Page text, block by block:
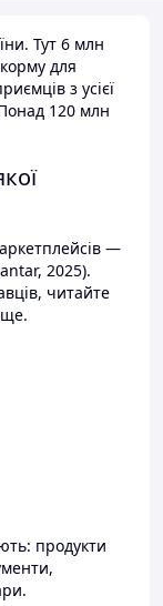
Тут 6 млн
для
з усієї
120 млн
—
2025).
читайте
продукти